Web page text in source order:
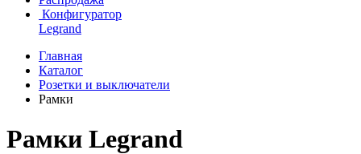
Конфигуратор
Legrand
Главная
Каталог
Розетки и выключатели
Рамки
Рамки Legrand